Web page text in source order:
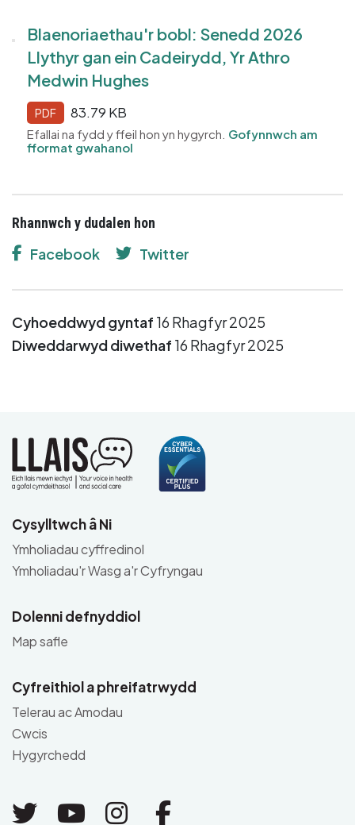
Blaenoriaethau'r bobl: Senedd 2026
Llythyr gan ein Cadeirydd, Yr Athro
Medwin Hughes
PDF 83.79 KB
Efallai na fydd y ffeil hon yn hygyrch. Gofynnwch am
fformat gwahanol
Rhannwch y dudalen hon
Facebook Twitter
Cyhoeddwyd gyntaf 16 Rhagfyr 2025
Diweddarwyd diwethaf 16 Rhagfyr 2025
Cysylltwch â Ni
Ymholiadau cyffredinol
Ymholiadau'r Wasg a'r Cyfryngau
Dolenni defnyddiol
Map safle
Cyfreithiol a phreifatrwydd
Telerau ac Amodau
Cwcis
Hygyrchedd
Link to Twitter
Link to Youtube
Link to Instagram
Link to